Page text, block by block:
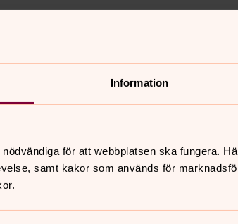
Information
för att webbplatsen ska fungera.
samt kakor som används för